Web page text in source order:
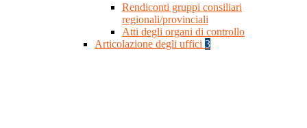
Rendiconti gruppi consiliari
regionali/provinciali
Atti degli organi di controllo
Articolazione degli uffici 3